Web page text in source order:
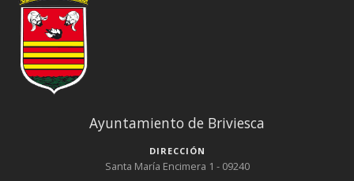
Ayuntamiento de Briviesca
DIRECCIÓN
Santa María Encimera 1 - 09240